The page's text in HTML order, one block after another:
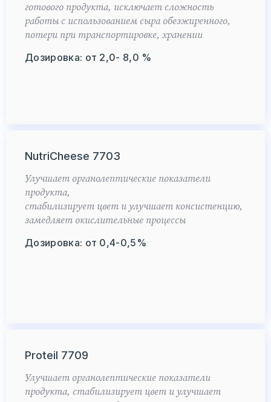
готового продукта, исключает сложность
работы с использованием сыра обезжиренного,
потери при транспортировке, хранении
Дозировка: от 2,0- 8,0 %
NutriCheese 7703
Улучшает органолептические показатели
продукта,
стабилизирует цвет и улучшает консистенцию,
замедляет окислительные процессы
Дозировка: от 0,4-0,5%
Proteil 7709
Улучшает органолептические показатели
продукта, стабилизирует цвет и улучшает